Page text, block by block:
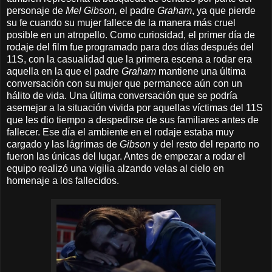
personaje de Mel Gibson, el padre Graham, ya que pierde
su fe cuando su mujer fallece de la manera más cruel
posible en un atropello. Como curiosidad, el primer día de
rodaje del film fue programado para dos días después del
11S, con la casualidad que la primera escena a rodar era
aquella en la que el padre Graham mantiene una última
conversación con su mujer que permanece aún con un
hálito de vida. Una última conversación que se podría
asemejar a la situación vivida por aquellas víctimas del 11S
que les dio tiempo a despedirse de sus familiares antes de
fallecer. Ese día el ambiente en el rodaje estaba muy
cargado y las lágrimas de Gibson y del resto del reparto no
fueron las únicas del lugar. Antes de empezar a rodar el
equipo realizó una vigilia alzando velas al cielo en
homenaje a los fallecidos.